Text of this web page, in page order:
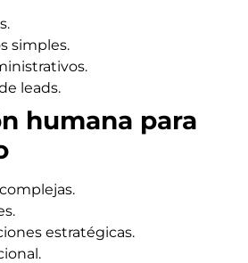
simples.
leads.
humana para
estratégicas.